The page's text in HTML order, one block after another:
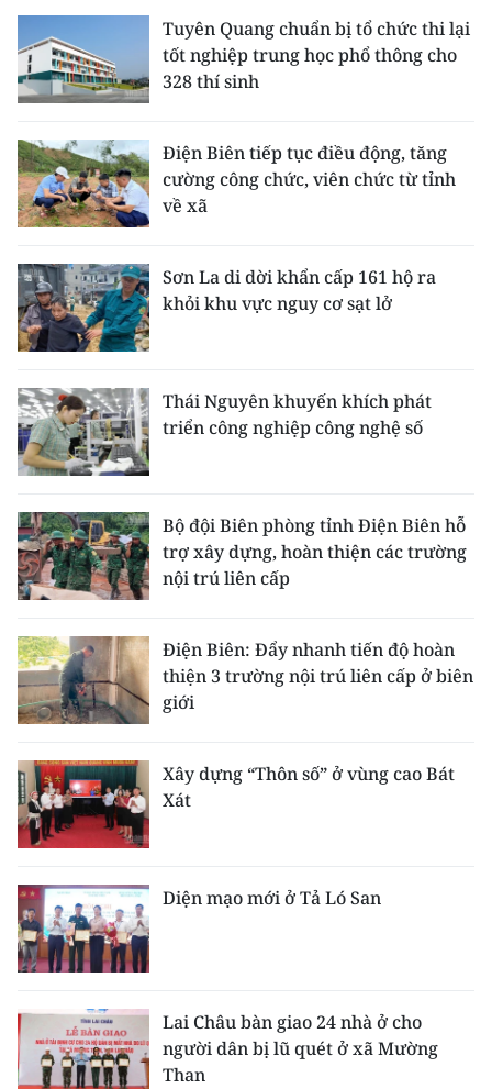
Tuyên Quang chuẩn bị tổ chức thi lại
tốt nghiệp trung học phổ thông cho
328 thí sinh
Điện Biên tiếp tục điều động, tăng
cường công chức, viên chức từ tỉnh
về xã
Sơn La di dời khẩn cấp 161 hộ ra
khỏi khu vực nguy cơ sạt lở
Thái Nguyên khuyến khích phát
triển công nghiệp công nghệ số
Bộ đội Biên phòng tỉnh Điện Biên hỗ
trợ xây dựng, hoàn thiện các trường
nội trú liên cấp
Điện Biên: Đẩy nhanh tiến độ hoàn
thiện 3 trường nội trú liên cấp ở biên
giới
Xây dựng “Thôn số” ở vùng cao Bát
Xát
Diện mạo mới ở Tả Ló San
Lai Châu bàn giao 24 nhà ở cho
người dân bị lũ quét ở xã Mường
Than